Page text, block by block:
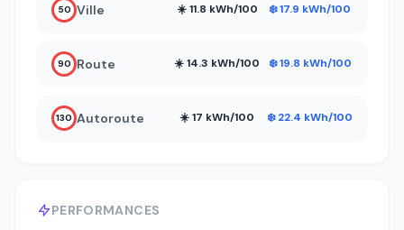
PERFORMANCES
50 Ville ☀️ 11.8 kWh/100 ❄️ 17.9 kWh/100
90 Route ☀️ 14.3 kWh/100 ❄️ 19.8 kWh/100
130 Autoroute ☀️ 17 kWh/100 ❄️ 22.4 kWh/100